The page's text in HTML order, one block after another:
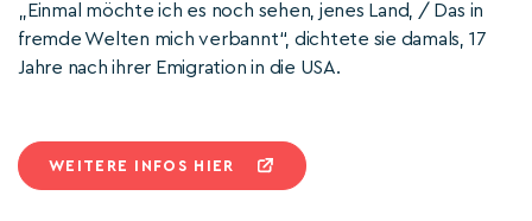
„Einmal möchte ich es noch sehen, jenes Land, / Das in
fremde Welten mich verbannt“, dichtete sie damals, 17
Jahre nach ihrer Emigration in die USA.
WEITERE INFOS HIER